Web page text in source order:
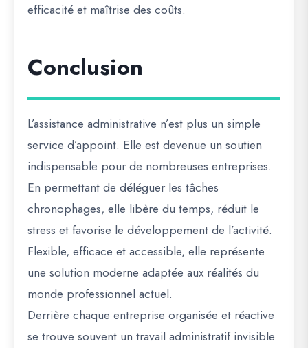
efficacité et maîtrise des coûts.
Conclusion
L’assistance administrative n’est plus un simple
service d’appoint. Elle est devenue un soutien
indispensable pour de nombreuses entreprises.
En permettant de déléguer les tâches
chronophages, elle libère du temps, réduit le
stress et favorise le développement de l’activité.
Flexible, efficace et accessible, elle représente
une solution moderne adaptée aux réalités du
monde professionnel actuel.
Derrière chaque entreprise organisée et réactive
se trouve souvent un travail administratif invisible